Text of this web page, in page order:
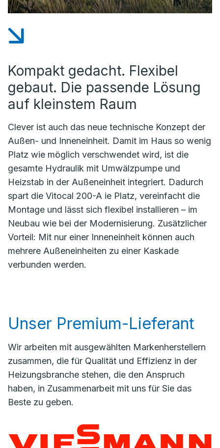
Kompakt gedacht. Flexibel
gebaut. Die passende Lösung
auf kleinstem Raum
Clever ist auch das neue technische Konzept der
Außen- und Inneneinheit. Damit im Haus so wenig
Platz wie möglich verschwendet wird, ist die
gesamte Hydraulik mit Umwälzpumpe und
Heizstab in der Außeneinheit integriert. Dadurch
spart die Vitocal 200-A ie Platz, vereinfacht die
Montage und lässt sich flexibel installieren – im
Neubau wie bei der Modernisierung. Zusätzlicher
Vorteil: Mit nur einer Inneneinheit können auch
mehrere Außeneinheiten zu einer Kaskade
verbunden werden.
Unser Premium-Lieferant
Wir arbeiten mit ausgewählten Markenherstellern
zusammen, die für Qualität und Effizienz in der
Heizungsbranche stehen, die den Anspruch
haben, in Zusammenarbeit mit uns für Sie das
Beste zu geben.